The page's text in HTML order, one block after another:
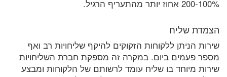
100%-200 אחוז יותר מהתעריף הרגיל.
הצמדת שליח
שירות הניתן ללקוחות הזקוקים להיקף שליחויות רב ואף
מספר פעמים ביום. במקרה זה מספקת חברת השליחויות
שירות מיוחד בו שליח עומד לרשותם של הלקוחות ומבצע